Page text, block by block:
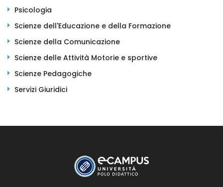
Psicologia
Scienze dell'Educazione e della Formazione
Scienze della Comunicazione
Scienze delle Attività Motorie e sportive
Scienze Pedagogiche
Servizi Giuridici